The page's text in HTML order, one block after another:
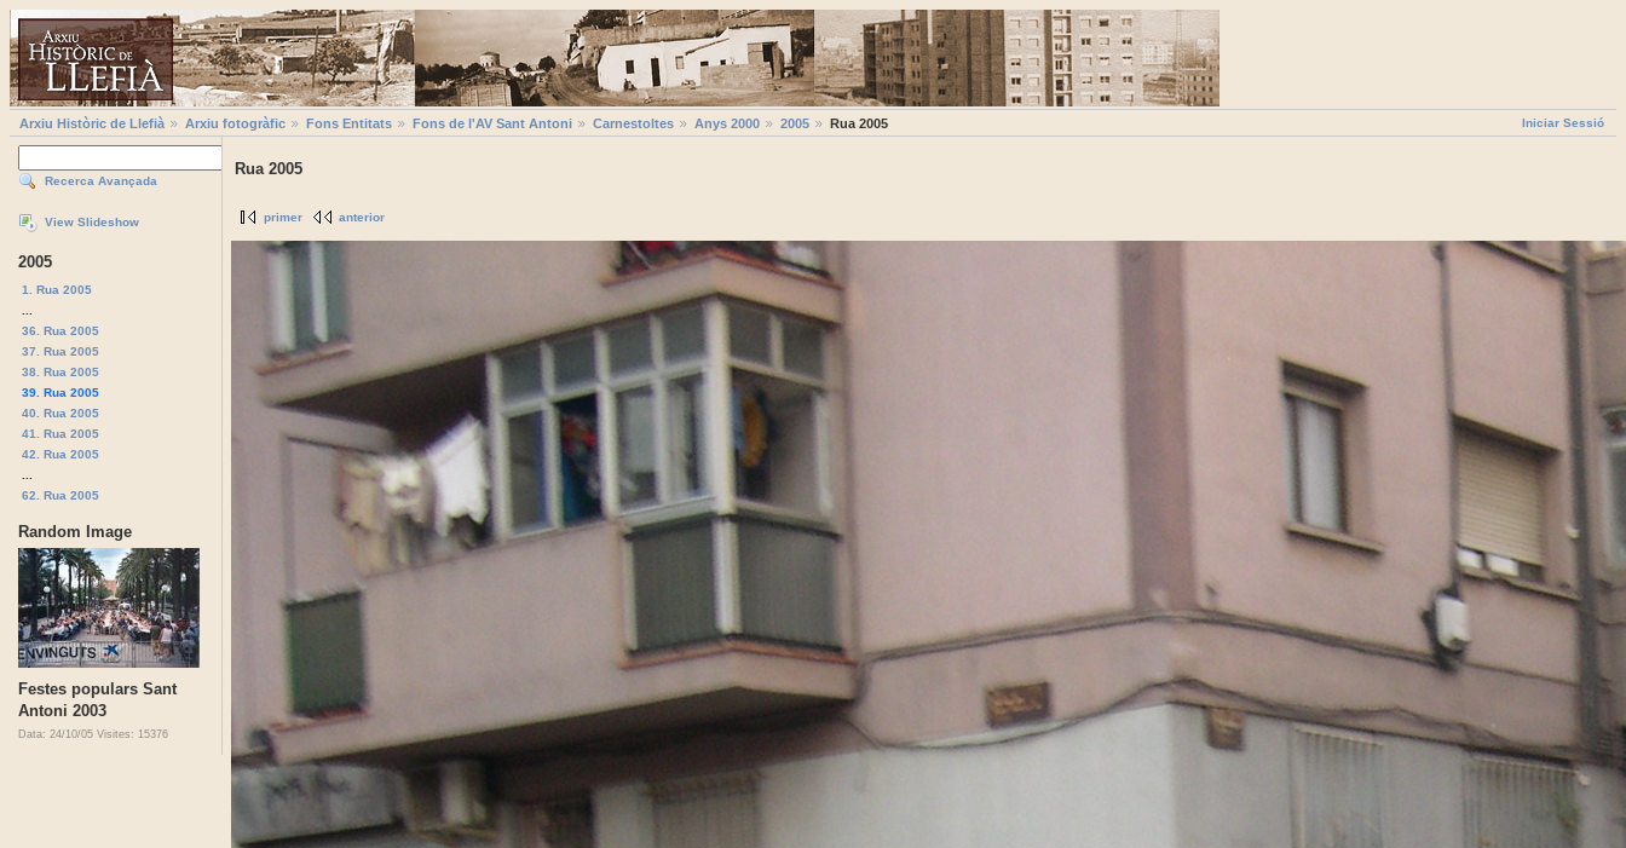
Iniciar Sessió
Arxiu Històric de Llefià Arxiu fotogràfic Fons Entitats Fons de l'AV Sant Antoni Carnestoltes Anys 2000 2005 Rua 2005
Recerca Avançada
View Slideshow
2005
1. Rua 2005
36. Rua 2005
37. Rua 2005
38. Rua 2005
39. Rua 2005
40. Rua 2005
41. Rua 2005
42. Rua 2005
62. Rua 2005
Random Image
Festes populars Sant
Antoni 2003
Data: 24/10/05 Visites: 15376
Rua 2005
primer anterior